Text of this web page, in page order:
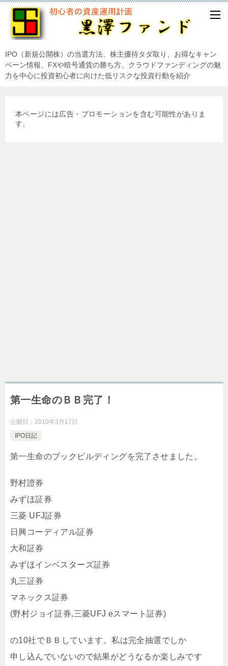
IPO（新規公開株）の当選方法、株主優待タダ取り、お得なキャン
ペーン情報、FXや暗号通貨の勝ち方、クラウドファンディングの魅
力を中心に投資初心者に向けた低リスクな投資行動を紹介
本ページには広告・プロモーションを含む可能性がありま
す。
第一生命のＢＢ完了！
公開日： 2010年3月17日
IPO日記
第一生命のブックビルディングを完了させました。
野村證券
みずほ証券
三菱 UFJ証券
日興コーディアル証券
大和証券
みずほインベスターズ証券
丸三証券
マネックス証券
(野村ジョイ証券,三菱UFJ eスマート証券)
の10社でＢＢしています。私は完全抽選でしか
申し込んでいないので結果がどうなるか楽しみです